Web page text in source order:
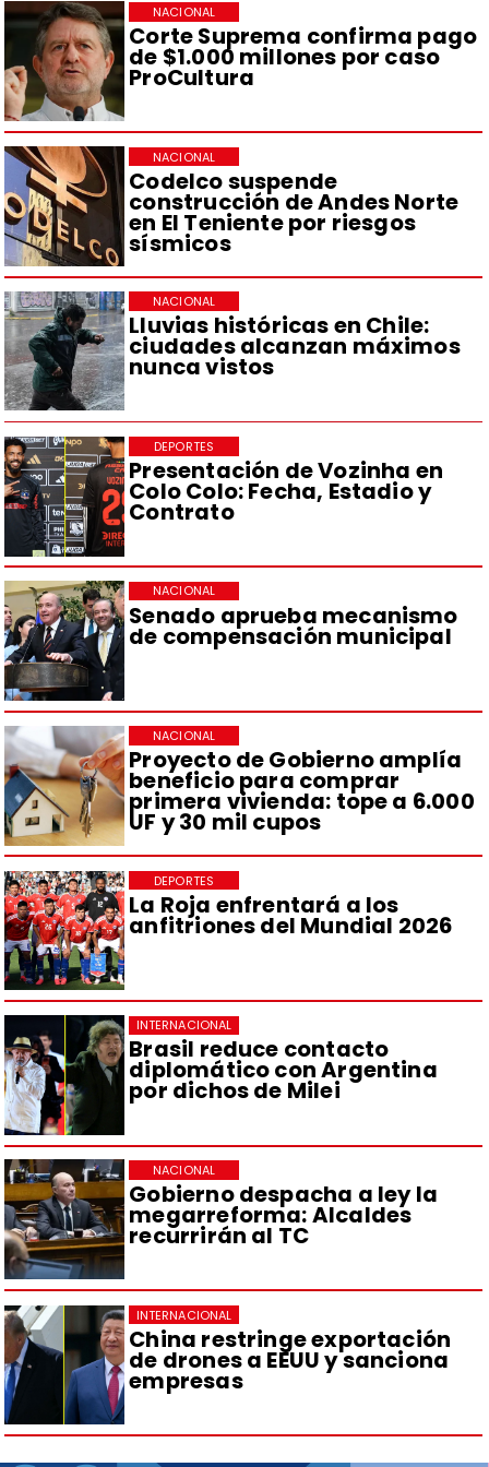
Corte Suprema confirma pago
de $1.000 millones por caso
ProCultura
NACIONAL
Codelco suspende
construcción de Andes Norte
en El Teniente por riesgos
sísmicos
NACIONAL
Lluvias históricas en Chile:
ciudades alcanzan máximos
nunca vistos
NACIONAL
Presentación de Vozinha en
Colo Colo: Fecha, Estadio y
Contrato
DEPORTES
Senado aprueba mecanismo
de compensación municipal
NACIONAL
Proyecto de Gobierno amplía
beneficio para comprar
primera vivienda: tope a 6.000
UF y 30 mil cupos
NACIONAL
La Roja enfrentará a los
anfitriones del Mundial 2026
DEPORTES
Brasil reduce contacto
diplomático con Argentina
por dichos de Milei
INTERNACIONAL
Gobierno despacha a ley la
megarreforma: Alcaldes
recurrirán al TC
NACIONAL
China restringe exportación
de drones a EEUU y sanciona
empresas
INTERNACIONAL